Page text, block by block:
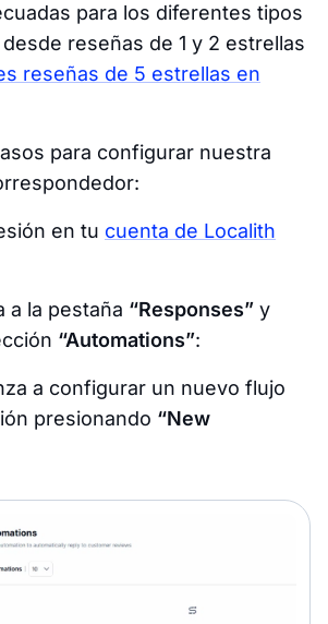
para los diferentes tipos
reseñas de 1 y 2 estrellas
reseñas de 5 estrellas en
para configurar nuestra
en tu cuenta de Localith
a la pestaña “Responses” y
“Automations”:
a configurar un nuevo flujo
presionando “New